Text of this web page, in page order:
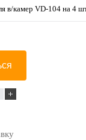
в/камер VD-104 на 4